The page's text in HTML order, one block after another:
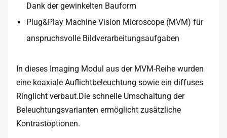
Dank der gewinkelten Bauform
Plug&Play Machine Vision Microscope (MVM) für
anspruchsvolle Bildverarbeitungsaufgaben
In dieses Imaging Modul aus der MVM-Reihe wurden
eine koaxiale Auflichtbeleuchtung sowie ein diffuses
Ringlicht verbaut.Die schnelle Umschaltung der
Beleuchtungsvarianten ermöglicht zusätzliche
Kontrastoptionen.